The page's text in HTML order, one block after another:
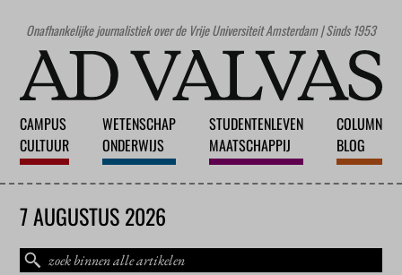
Onafhankelijke journalistiek over de Vrije Universiteit Amsterdam | Sinds 1953
CAMPUS
CULTUUR
WETENSCHAP
ONDERWIJS
STUDENTENLEVEN
MAATSCHAPPIJ
COLUMN
BLOG
7 AUGUSTUS 2026